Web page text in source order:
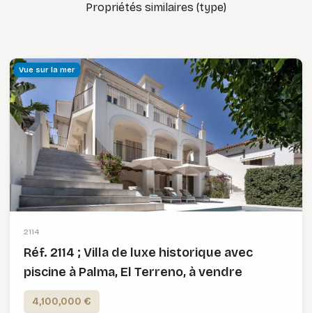
Propriétés similaires (type)
Vue sur la mer
2114
Réf. 2114 ; Villa de luxe historique avec
piscine à Palma, El Terreno, à vendre
4,100,000 €